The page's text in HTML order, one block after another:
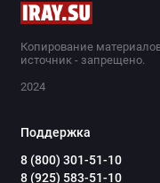
Копирование
источник - запрещено.
2024
Поддержка
8 (800) 301-51-10
8 (925) 583-51-10